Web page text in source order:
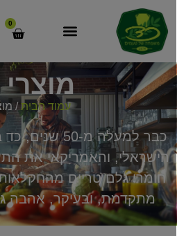
0
עמוד הבית/
כבר למעלה מ-
הישראלי, והאמריקאי את
חומרי גלם טריים
מתקדמת, ובעיקר, אהבה